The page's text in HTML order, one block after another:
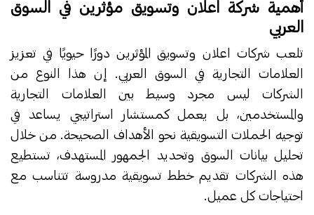
أهمية شركة اعلان وتسويق مؤثرين في السوق
العربي
تلعب شركات اعلان وتسويق المؤثرين دورًا حيويًا في تعزيز
العلامات التجارية في السوق العربي. إن هذا النوع من
الشركات ليس مجرد وسيط بين العلامات التجارية
والمستخدمين، بل يعمل كمستشار استراتيجي يساعد في
توجيه الحملات التسويقية نحو الأهداف الصحيحة. من خلال
تحليل بيانات السوق وتحديد الجمهور المستهدف، تستطيع
هذه الشركات تقديم خطط تسويقية مدروسة تتناسب مع
احتياجات كل عميل.